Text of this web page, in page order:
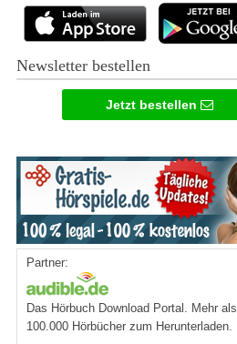
Newsletter bestellen
Jetzt bestellen
Partner:
Das Hörbuch Download Portal. Mehr als
100.000 Hörbücher zum Herunterladen.